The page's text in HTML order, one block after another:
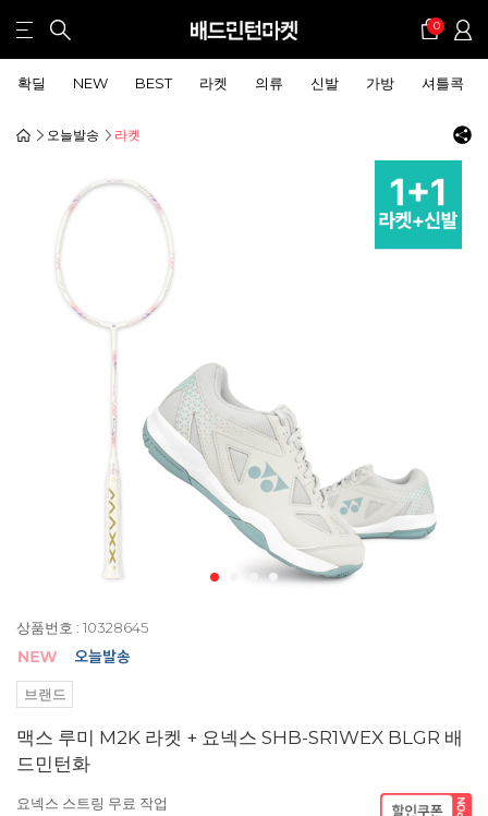
0
확딜 NEW BEST 라켓 의류 신발 가방 셔틀콕
오늘발송 라켓
상품번호 : 10328645
브랜드
맥스 루미 M2K 라켓 + 요넥스 SHB-SR1WEX BLGR 배
드민턴화
요넥스 스트링 무료 작업